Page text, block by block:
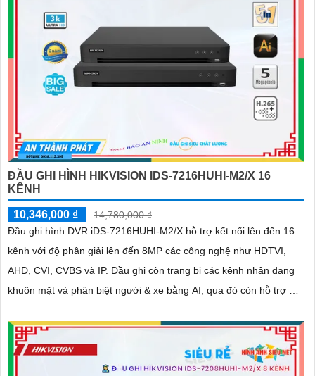
ĐẦU GHI HÌNH HIKVISION IDS-7216HUHI-M2/X 16
KÊNH
10,346,000 ₫
14,780,000 ₫
Đầu ghi hình DVR iDS-7216HUHI-M2/X hỗ trợ kết nối lên đến 16
kênh với độ phân giải lên đến 8MP các công nghệ như HDTVI,
AHD, CVI, CVBS và IP. Đầu ghi còn trang bị các kênh nhận dạng
khuôn mặt và phân biệt người & xe bằng AI, qua đó còn hỗ trợ 2 ổ